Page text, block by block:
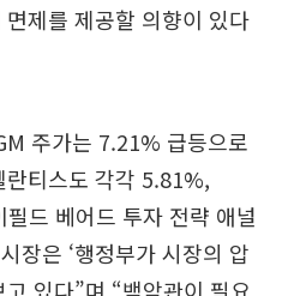
제를 제공할 의향이 있다
주가는 7.21% 급등으로
티스도 각각 5.81%,
드 베어드 투자 전략 애널
장은 ‘행정부가 시장의 압